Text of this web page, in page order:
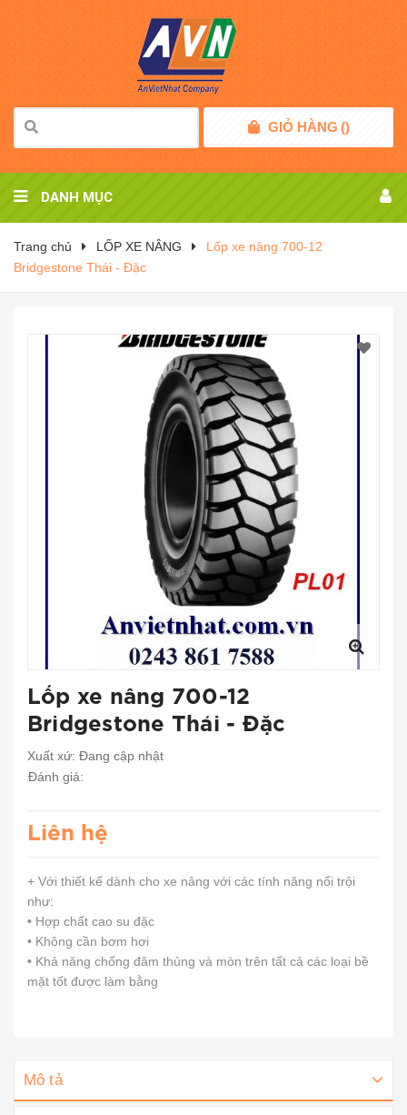
GIỎ HÀNG ()
DANH MỤC
Trang chủ LỐP XE NÂNG
Lốp xe nâng 700-12
Bridgestone Thái - Đặc
Lốp xe nâng 700-12
Bridgestone Thái - Đặc
Xuất xứ: Đang cập nhật
Đánh giá:
Liên hệ
+ Với thiết kế dành cho xe nâng với các tính năng nổi trội
như:
• Hợp chất cao su đặc
• Không cần bơm hơi
• Khả năng chống đâm thủng và mòn trên tất cả các loại bề
mặt tốt được làm bằng
Mô tả